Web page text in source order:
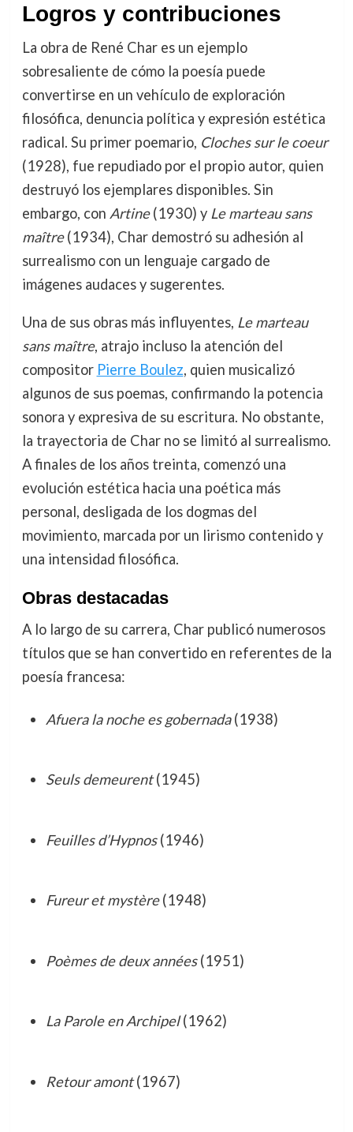
Logros y contribuciones
La obra de René Char es un ejemplo
sobresaliente de cómo la poesía puede
convertirse en un vehículo de exploración
filosófica, denuncia política y expresión estética
radical. Su primer poemario, Cloches sur le coeur
(1928), fue repudiado por el propio autor, quien
destruyó los ejemplares disponibles. Sin
embargo, con Artine(1930) y Le marteau sans
maître(1934), Char demostró su adhesión al
surrealismo con un lenguaje cargado de
imágenes audaces y sugerentes.
Una de sus obras más influyentes, Le marteau
sans maître, atrajo incluso la atención del
compositor Pierre Boulez, quien musicalizó
algunos de sus poemas, confirmando la potencia
sonora y expresiva de su escritura. No obstante,
la trayectoria de Char no se limitó al surrealismo.
A finales de los años treinta, comenzó una
evolución estética hacia una poética más
personal, desligada de los dogmas del
movimiento, marcada por un lirismo contenido y
una intensidad filosófica.
Obras destacadas
A lo largo de su carrera, Char publicó numerosos
títulos que se han convertido en referentes de la
poesía francesa:
Afuera la noche es gobernada(1938)
Seuls demeurent(1945)
Feuilles d’Hypnos(1946)
Fureur et mystère(1948)
Poèmes de deux années(1951)
La Parole en Archipel(1962)
Retour amont(1967)